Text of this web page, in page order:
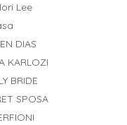
Lee
DIAS
KARLOZI
BRIDE
SPOSA